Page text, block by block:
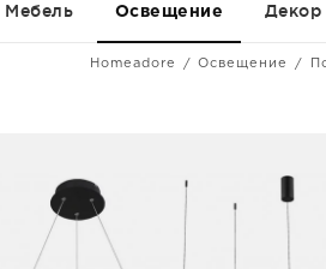
Мебель Освещение Декор
Homeadore Освещение